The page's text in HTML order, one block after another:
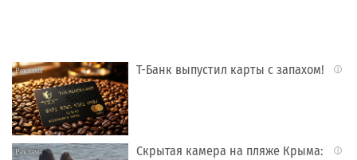
i
Т-Банк выпустил карты с запахом!
i
Скрытая камера на пляже Крыма: